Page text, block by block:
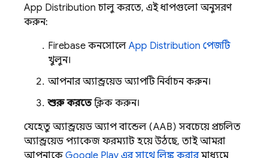
App Distribution চালু করতে, এই ধাপগুলো অনুসরণ
করুন:
Firebase কনসোলে App Distribution পেজটি
খুলুন।
আপনার অ্যান্ড্রয়েড অ্যাপটি নির্বাচন করুন।
শুরু করতেক্লিক করুন।
যেহেতু অ্যান্ড্রয়েড অ্যাপ বান্ডেল (AAB) সবচেয়ে প্রচলিত
অ্যান্ড্রয়েড প্যাকেজ ফরম্যাট হয়ে উঠছে, তাই আমরা
আপনাকেGoogle Play এর সাথে লিঙ্ক করারমাধ্যমে